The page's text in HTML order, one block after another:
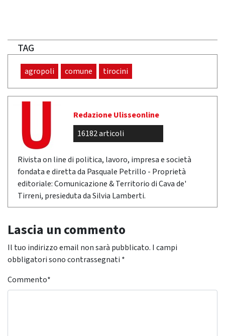
TAG
agropoli comune tirocini
Redazione Ulisseonline
16182 articoli
Rivista on line di politica, lavoro, impresa e società
fondata e diretta da Pasquale Petrillo - Proprietà
editoriale: Comunicazione & Territorio di Cava de'
Tirreni, presieduta da Silvia Lamberti.
Lascia un commento
Il tuo indirizzo email non sarà pubblicato. I campi
obbligatori sono contrassegnati *
Commento*